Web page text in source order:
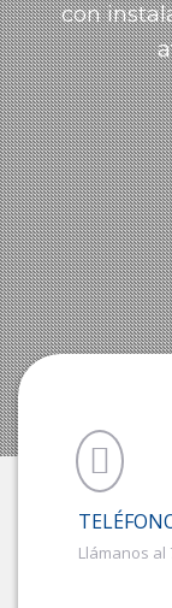
con
Llámanos al